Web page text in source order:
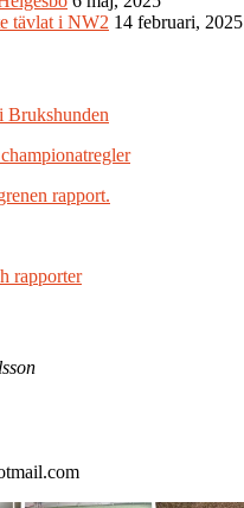
tävlat i NW2 14 februari, 2025
Brukshunden
rapport.
rapporter